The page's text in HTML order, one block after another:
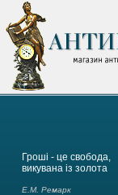
Гроші - це свобода,
викувана із золота
Е.М. Ремарк